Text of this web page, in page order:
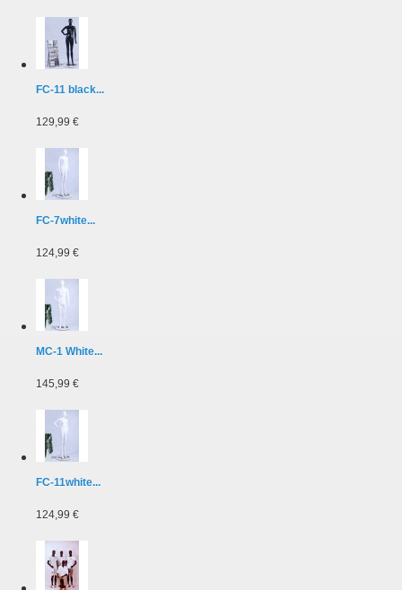
FC-11 black...
129,99 €
FC-7white...
124,99 €
MC-1 White...
145,99 €
FC-11white...
124,99 €